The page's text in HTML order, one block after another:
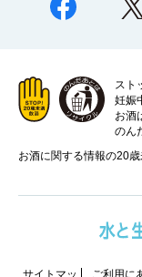
スト
妊娠
お酒
のん
お酒に関する情報の20